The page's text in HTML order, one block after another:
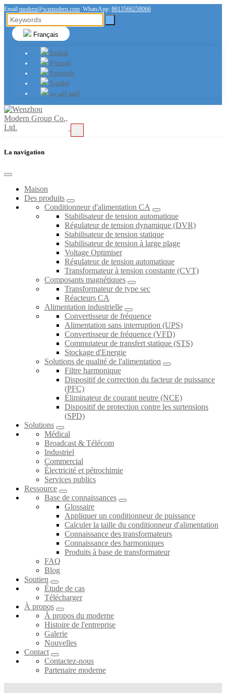
Email:modern@wzmodern.com WhatsApp: 8613566258066
Français
English
Русский
Português
Español
اللغة العربية
La navigation
Maison
Des produits
Conditionneur d'alimentation CA
Stabilisateur de tension automatique
Régulateur de tension dynamique (DVR)
Stabilisateur de tension statique
Stabilisateur de tension à large plage
Voltage Optimiser
Régulateur de tension automatique
Transformateur à tension constante (CVT)
Composants magnétiques
Transformateur de type sec
Réacteurs CA
Alimentation industrielle
Convertisseur de fréquence
Alimentation sans interruption (UPS)
Convertisseur de fréquence (VFD)
Commutateur de transfert statique (STS)
Stockage d'Energie
Solutions de qualité de l'alimentation
Filtre harmonique
Dispositif de correction du facteur de puissance
(PFC)
Éliminateur de courant neutre (NCE)
Dispositif de protection contre les surtensions
(SPD)
Solutions
Médical
Broadcast & Télécom
Industriel
Commercial
Électricité et pétrochimie
Services publics
Ressource
Base de connaissances
Glossaire
Appliquer un conditionneur de puissance
Calculer la taille du conditionneur d'alimentation
Connaissance des transformateurs
Connaissance des harmoniques
Produits à base de transformateur
FAQ
Blog
Soutien
Étude de cas
Télécharger
À propos
À propos du moderne
Histoire de l'entreprise
Galerie
Nouvelles
Contact
Contactez-nous
Partenaire moderne